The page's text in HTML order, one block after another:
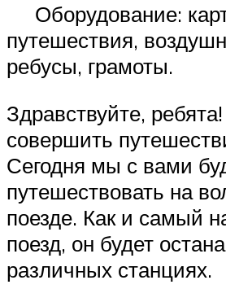
Оборудование:
путешествия,
ребусы, грамоты.
Здравствуйте,
совершить
Сегодня мы с вами
путешествовать на
поезде. Как и самый
поезд, он будет
различных станциях.